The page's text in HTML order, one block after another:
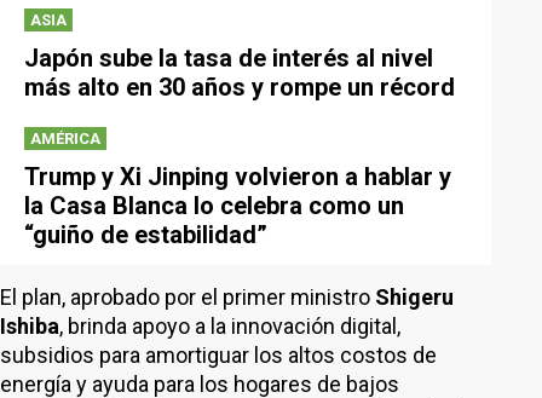
ASIA
Japón sube la tasa de interés al nivel
más alto en 30 años y rompe un récord
AMÉRICA
Trump y Xi Jinping volvieron a hablar y
la Casa Blanca lo celebra como un
“guiño de estabilidad”
El plan, aprobado por el primer ministro Shigeru
Ishiba, brinda apoyo a la innovación digital,
subsidios para amortiguar los altos costos de
energía y ayuda para los hogares de bajos